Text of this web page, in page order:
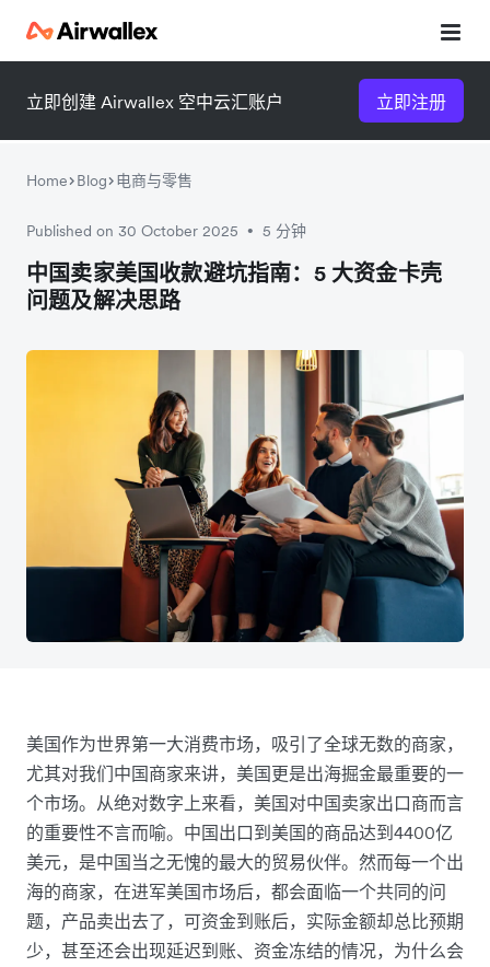
立即创建 Airwallex 空中云汇账户 立即注册
Home Blog 电商与零售
Published on 30 October 2025 • 5 分钟
中国卖家美国收款避坑指南：5 大资金卡壳
问题及解决思路
美国作为世界第一大消费市场，吸引了全球无数的商家，
尤其对我们中国商家来讲，美国更是出海掘金最重要的一
个市场。从绝对数字上来看，美国对中国卖家出口商而言
的重要性不言而喻。中国出口到美国的商品达到4400亿
美元，是中国当之无愧的最大的贸易伙伴。然而每一个出
海的商家，在进军美国市场后，都会面临一个共同的问
题，产品卖出去了，可资金到账后，实际金额却总比预期
少，甚至还会出现延迟到账、资金冻结的情况，为什么会
微信扫一扫，点击手机右上角
微信扫一扫，点击手机右上角